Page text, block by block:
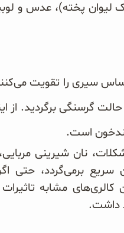
سیری را تقویت
برگردید. از
قندخون است.
نان شیرینی
برمی‌گردد، حتی
مشابه تاثیرات
داشت.